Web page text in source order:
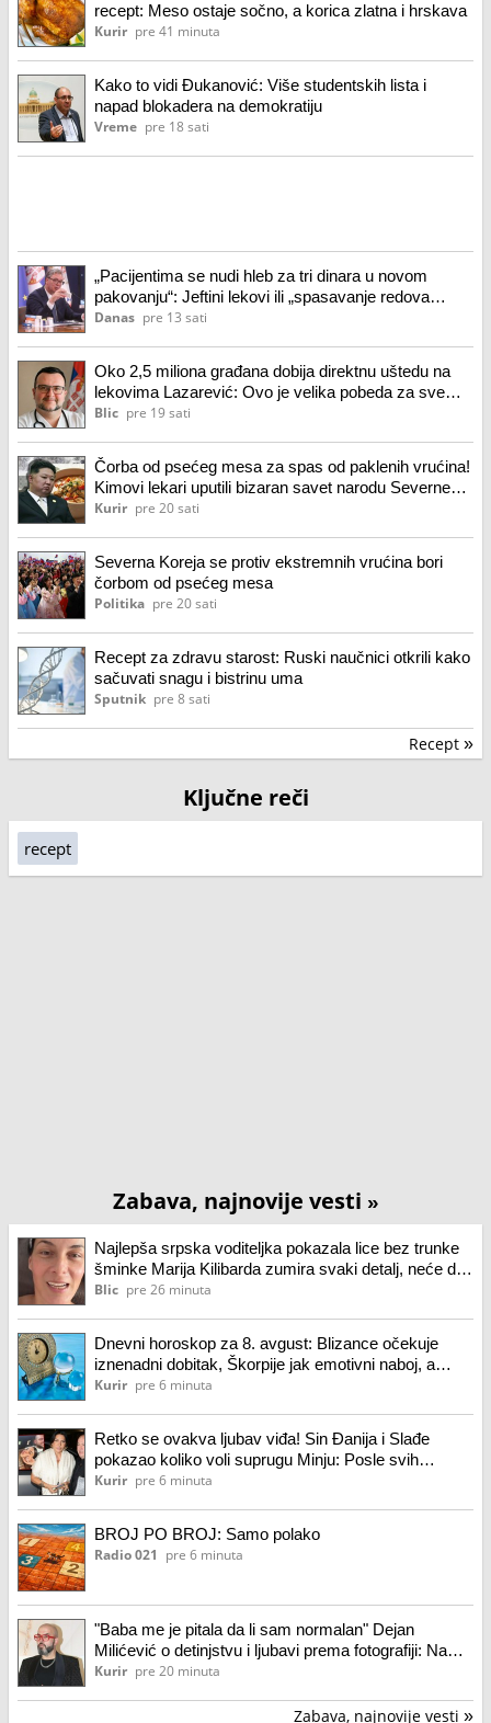
recept: Meso ostaje sočno, a korica zlatna i hrskava
Kurir pre 41 minuta
Kako to vidi Đukanović: Više studentskih lista i
napad blokadera na demokratiju
Vreme pre 18 sati
„Pacijentima se nudi hleb za tri dinara u novom
pakovanju“: Jeftini lekovi ili „spasavanje redova
Aleksandra Vučića“
Danas pre 13 sati
Oko 2,5 miliona građana dobija direktnu uštedu na
lekovima Lazarević: Ovo je velika pobeda za sve
pacijente!
Blic pre 19 sati
Čorba od psećeg mesa za spas od paklenih vrućina!
Kimovi lekari uputili bizaran savet narodu Severne
Koreje, državna televizija preporučuje tradicionalni
Kurir pre 20 sati
Severna Koreja se protiv ekstremnih vrućina bori
čorbom od psećeg mesa
Politika pre 20 sati
Recept za zdravu starost: Ruski naučnici otkrili kako
sačuvati snagu i bistrinu uma
Sputnik pre 8 sati
Recept »
Ključne reči
recept
Zabava, najnovije vesti »
Najlepša srpska voditeljka pokazala lice bez trunke
šminke Marija Kilibarda zumira svaki detalj, neće da
ulepšava stvarnost: "Tretman mi je preko potreban"
Blic pre 26 minuta
Dnevni horoskop za 8. avgust: Blizance očekuje
iznenadni dobitak, Škorpije jak emotivni naboj, a
Vage...
Kurir pre 6 minuta
Retko se ovakva ljubav viđa! Sin Đanija i Slađe
pokazao koliko voli suprugu Minju: Posle svih
iskušenja njihov brak je jači nego ikad
Kurir pre 6 minuta
BROJ PO BROJ: Samo polako
Radio 021 pre 6 minuta
"Baba me je pitala da li sam normalan" Dejan
Milićević o detinjstvu i ljubavi prema fotografiji: Na
početku sam matretirao svoje najbliže...
Kurir pre 20 minuta
Zabava, najnovije vesti »